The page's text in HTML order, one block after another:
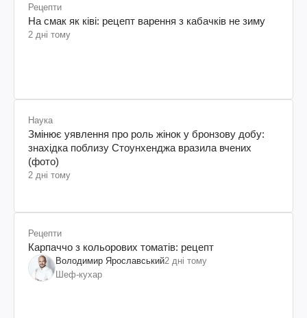
Рецепти
На смак як ківі: рецепт варення з кабачків не зиму
2 дні тому
Наука
Змінює уявлення про роль жінок у бронзову добу:
знахідка поблизу Стоунхенджа вразила вчених
(фото)
2 дні тому
Рецепти
Карпаччо з кольорових томатів: рецепт
Володимир Ярославський2 дні тому
Шеф-кухар